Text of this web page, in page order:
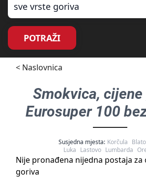
sve vrste goriva
POTRAŽI
< Naslovnica
Smokvica,
Eurosuper 100
Susjedna mjesta: Korčula Blato
Luka Lastovo Lumbarda
Nije pronađena nijedna postaja za
goriva